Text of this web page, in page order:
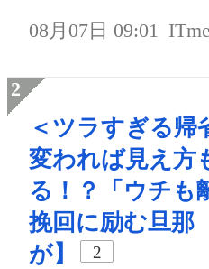
08月07日 09:01
＜ツラすぎる帰
変われば見え方
る！？「ウチも
挽回に励む旦那
が】
2